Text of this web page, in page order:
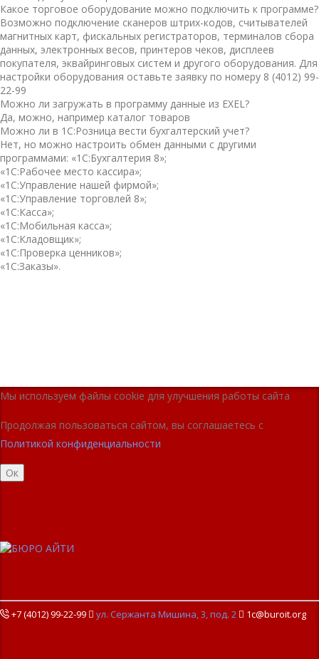
Какое торговое оборудование можно подключить к программе?
Возможно подключение сканеров штрих-кодов, считывателей
магнитных карт, фискальных регистраторов, терминалов сбора
данных, электронных весов, принтеров чеков, дисплеев
покупателя, эквайринговых систем и другого оборудования. Для
настройки оборудования оставьте заявку по номеру 8 (4012) 99-
22-99
Можно ли загружать в программу данные из EXEL?
Да, можно, например каталог товаров
Можно ли в 1С:Розница вести бухгалтерский учет?
Нет, но можно настроить обмен данными с другими
программами: «1С:Бухгалтерия 8»;
«1С:Рабочее место кассира»;
«1С:Управление нашей фирмой»;
«1С:Управление торговлей 8»;
«1С:Касса»;
«1С:Мобильная касса»;
«1С:Кладовщик»;
«1С:Проверка ценников»;
«1С:Заказы».
Мы используем файлы cookie для улучшения работы сайта
Продолжая пользоваться сайтом, вы соглашаетесь с
Политикой конфиденциальности
Ок
+7 (4012) 99-22-99  ул. Сержанта Мишина, 3, под. 2  1c@buroit.org